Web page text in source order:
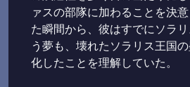
ァスの部隊に加わることを決
た瞬間から、彼はすでにソラ
う夢も、壊れたソラリス王国
化したことを理解していた。